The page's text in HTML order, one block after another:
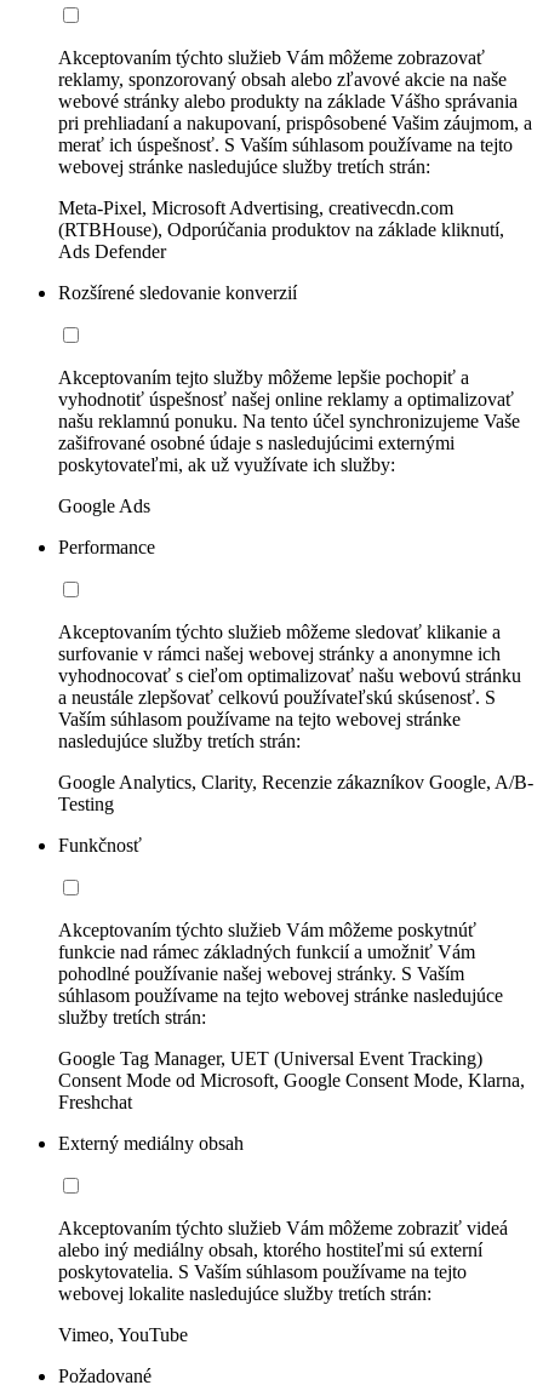
Akceptovaním týchto služieb Vám môžeme zobrazovať
reklamy, sponzorovaný obsah alebo zľavové akcie na naše
webové stránky alebo produkty na základe Vášho správania
pri prehliadaní a nakupovaní, prispôsobené Vašim záujmom, a
merať ich úspešnosť. S Vaším súhlasom používame na tejto
webovej stránke nasledujúce služby tretích strán:
Meta-Pixel, Microsoft Advertising, creativecdn.com
(RTBHouse), Odporúčania produktov na základe kliknutí,
Ads Defender
Rozšírené sledovanie konverzií
Akceptovaním tejto služby môžeme lepšie pochopiť a
vyhodnotiť úspešnosť našej online reklamy a optimalizovať
našu reklamnú ponuku. Na tento účel synchronizujeme Vaše
zašifrované osobné údaje s nasledujúcimi externými
poskytovateľmi, ak už využívate ich služby:
Google Ads
Performance
Akceptovaním týchto služieb môžeme sledovať klikanie a
surfovanie v rámci našej webovej stránky a anonymne ich
vyhodnocovať s cieľom optimalizovať našu webovú stránku
a neustále zlepšovať celkovú používateľskú skúsenosť. S
Vaším súhlasom používame na tejto webovej stránke
nasledujúce služby tretích strán:
Google Analytics, Clarity, Recenzie zákazníkov Google, A/B-
Testing
Funkčnosť
Akceptovaním týchto služieb Vám môžeme poskytnúť
funkcie nad rámec základných funkcií a umožniť Vám
pohodlné používanie našej webovej stránky. S Vaším
súhlasom používame na tejto webovej stránke nasledujúce
služby tretích strán:
Google Tag Manager, UET (Universal Event Tracking)
Consent Mode od Microsoft, Google Consent Mode, Klarna,
Freshchat
Externý mediálny obsah
Akceptovaním týchto služieb Vám môžeme zobraziť videá
alebo iný mediálny obsah, ktorého hostiteľmi sú externí
poskytovatelia. S Vaším súhlasom používame na tejto
webovej lokalite nasledujúce služby tretích strán:
Vimeo, YouTube
Požadované